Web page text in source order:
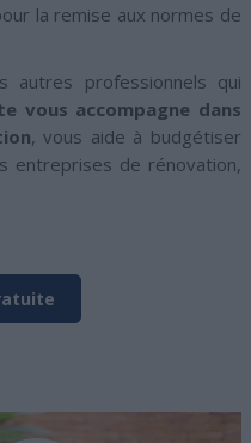
la remise aux normes de
autres professionnels qui
vous accompagne dans
, vous aide à budgétiser
entreprises de rénovation,